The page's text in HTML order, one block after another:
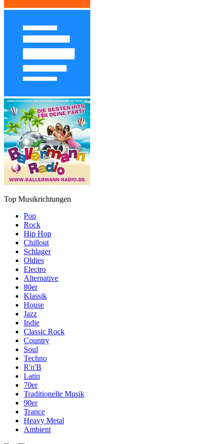
Top Musikrichtungen
Pop
Rock
Hip Hop
Chillout
Schlager
Oldies
Electro
Alternative
80er
Klassik
House
Jazz
Indie
Classic Rock
Country
Soul
Techno
R'n'B
Latin
70er
Traditionelle Musik
90er
Trance
Heavy Metal
Ambient